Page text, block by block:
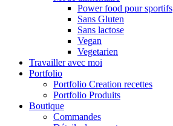
Power food pour sportifs
Sans Gluten
Sans lactose
Vegan
Vegetarien
Travailler avec moi
Portfolio
Portfolio Creation recettes
Portfolio Produits
Boutique
Commandes